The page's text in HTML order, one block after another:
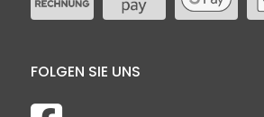
FOLGEN SIE UNS